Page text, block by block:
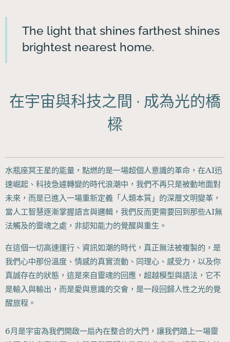
The light that shines farthest shines
brightest nearest home.
在宇宙與科技之間 · 成為光的橋
樑
水瓶座冥王星的能量，點燃的是一場超個人意識的革命，在AI迅
速崛起、科技急遽轉變的時代浪潮中，我們不再只是被動地面對
未來，而是已進入一場重新定義「人類本質」的深層文明變革，
當人工智慧逐漸掌握語言與邏輯，我們反而更需要回到那些AI無
法觸及的靈魂之處，非認知能力的覺醒與重生。
在這個一切高速運行、資訊如潮的時代，真正無法被複製的，是
我們心中那份溫度、情感的真實流動、同理心、感受力，以及你
真誠存在的狀態，這是來自靈魂的回應，超越模型與語法，它不
是輸入與輸出，而是愛與意識的交會，是一段回歸人性之光的覺
醒旅程。
6月是宇宙為我們開啟一扇內在整合的大門，讓我們踏上一場靈